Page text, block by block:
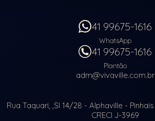
41 99675-1616
WhatsApp
41 99675-1616
Plantão
adm@vivaville.com.br
Rua Taquari, ,Sl 14/28 - Alphaville - Pinhais
CRECI J-3969